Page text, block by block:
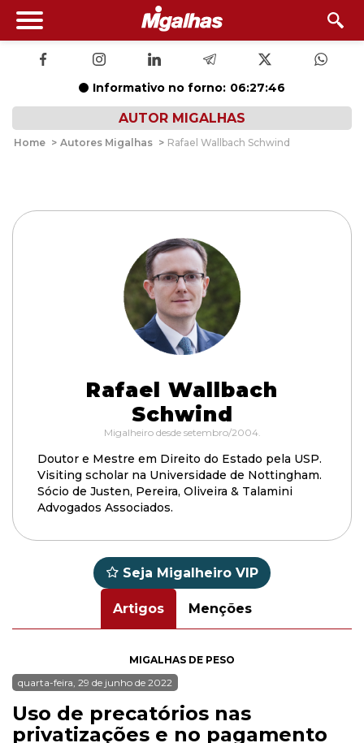
Informativo no forno: 06:27:45
AUTOR MIGALHAS
Home > Autores Migalhas > Rafael Wallbach Schwind
Rafael Wallbach
Schwind
Migalheiro desde setembro/2004.
Doutor e Mestre em Direito do Estado pela USP.
Visiting scholar na Universidade de Nottingham.
Sócio de Justen, Pereira, Oliveira & Talamini
Advogados Associados.
Seja Migalheiro VIP
Artigos Menções
MIGALHAS DE PESO
quarta-feira, 29 de junho de 2022
Uso de precatórios nas
privatizações e no pagamento